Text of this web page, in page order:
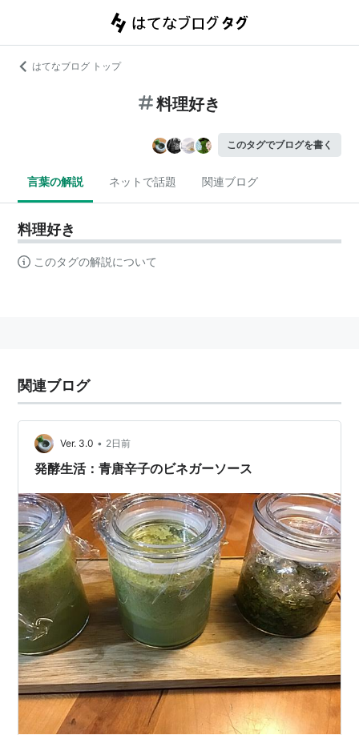
はてなブログ トップ
料理好き
このタグでブログを書く
言葉の解説 ネットで話題 関連ブログ
料理好き
このタグの解説について
関連ブログ
Ver. 3.0 • 2日前
発酵生活：青唐辛子のビネガーソース